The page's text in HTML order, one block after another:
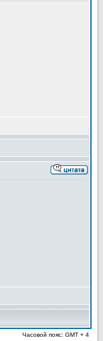
Часовой пояс: GMT + 4